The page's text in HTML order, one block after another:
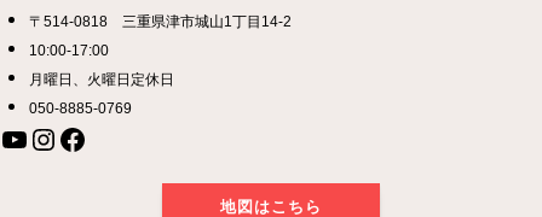
〒514-0818 三重県津市城山1丁目14-2
10:00-17:00
月曜日、火曜日定休日
050-8885-0769
YouTube Instagram Facebook
地図はこちら